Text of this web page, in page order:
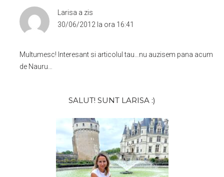
Larisa a zis
30/06/2012 la ora 16:41
Multumesc! Interesant si articolul tau…nu auzisem pana acum
de Nauru…
principală
SALUT! SUNT LARISA :)